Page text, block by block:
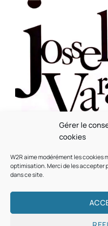
Gérer le
cookies
W2R aime modérément les cookies
optimisation. Merci de les accepter
dans ce site.
MUSICALE
Souvenir : 1996
On05/03/2026by